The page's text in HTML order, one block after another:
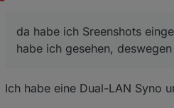
Nicht stören
da habe ich Sreenshots
habe ich gesehen,
Ich habe eine Dual-LAN Syno